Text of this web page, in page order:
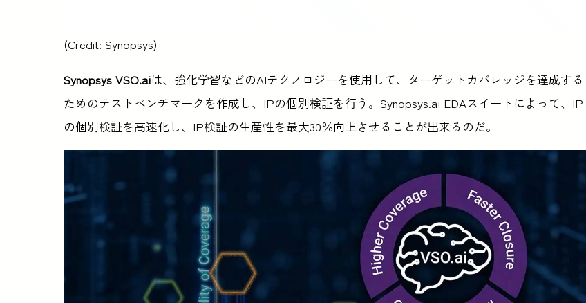
(Credit: Synopsys)
Synopsys VSO.aiは、強化学習などのAIテクノロジーを使用して、ターゲットカバレッジを達成する
ためのテストベンチマークを作成し、IPの個別検証を行う。Synopsys.ai EDAスイートによって、IP
の個別検証を高速化し、IP検証の生産性を最大30％向上させることが出来るのだ。